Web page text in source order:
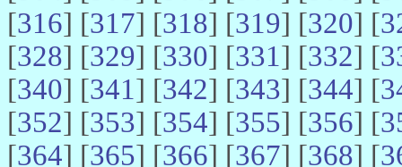
[316] [317] [318] [319] [320] [
[328] [329] [330] [331] [332] [
[340] [341] [342] [343] [344] [
[352] [353] [354] [355] [356] [
[364] [365] [366] [367] [368] [